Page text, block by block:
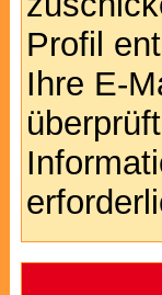
Profil
Ihre E-